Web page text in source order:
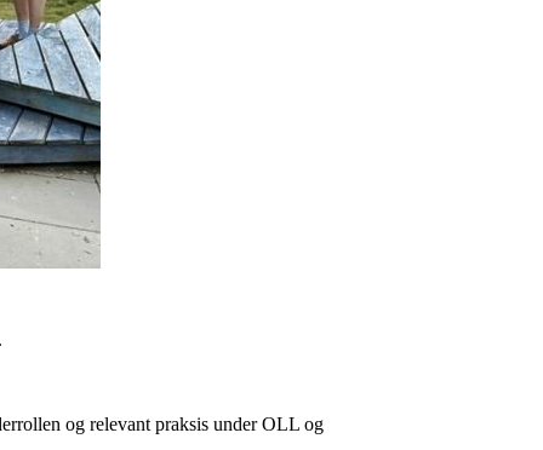
og relevant praksis under OLL og